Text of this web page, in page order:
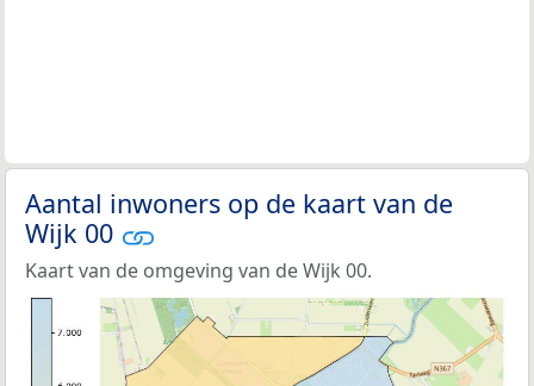
Aantal inwoners op de kaart van de
Wijk 00
Kaart van de omgeving van de Wijk 00.